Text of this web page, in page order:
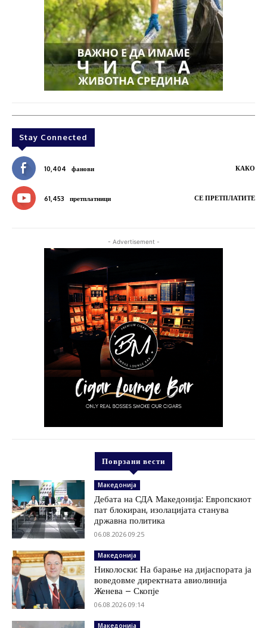
Stay Connected
10,404 фанови КАКО
61,453 претплатници СЕ ПРЕТПЛАТИТЕ
- Advertisement -
Поврзани вести
Македонија
Дебата на СДА Македонија: Европскиот
пат блокиран, изолацијата станува
државна политика
06.08.2026 09:25
Македонија
Николоски: На барање на дијаспората ја
воведовме директната авиолинија
Женева – Скопје
06.08.2026 09:14
Македонија